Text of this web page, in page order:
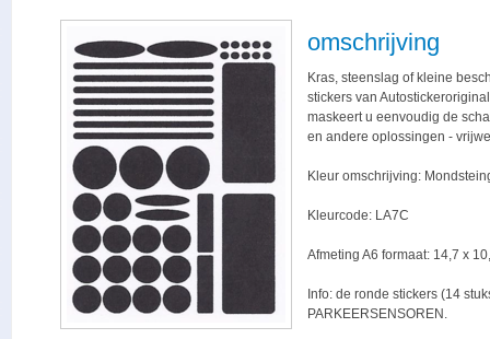
omschrijving
Kras, steenslag of kleine
stickers van
maskeert u eenvoudig de
en andere oplossingen -
Kleur omschrijving:
Kleurcode: LA7C
Afmeting A6 formaat: 14,7 x
Info: de ronde stickers (14
PARKEERSENSOREN.